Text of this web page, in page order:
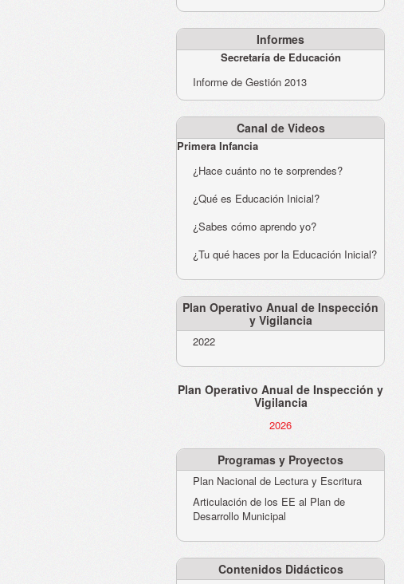
Informes
Secretaría de Educación
Informe de Gestión 2013
Canal de Videos
Primera Infancia
¿Hace cuánto no te sorprendes?
¿Qué es Educación Inicial?
¿Sabes cómo aprendo yo?
¿Tu qué haces por la Educación Inicial?
Plan Operativo Anual de Inspección
y Vigilancia
2022
Plan Operativo Anual de Inspección y
Vigilancia
2026
Programas y Proyectos
Plan Nacional de Lectura y Escritura
Articulación de los EE al Plan de
Desarrollo Municipal
Contenidos Didácticos